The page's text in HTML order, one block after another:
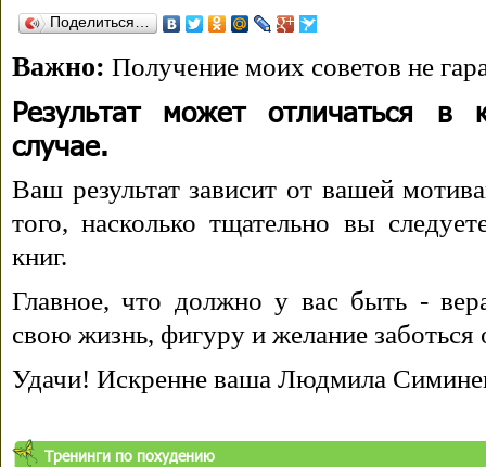
Поделиться…
Важно: Получение моих советов не
Результат может отличаться в
случае.
Ваш результат зависит от вашей
того, насколько тщательно вы
книг.
Главное, что должно у вас быть -
свою жизнь, фигуру и желание заботься
Удачи! Искренне ваша Людмила
Тренинги по похудению